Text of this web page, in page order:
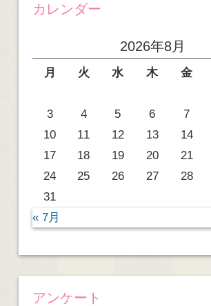
カレンダー
2026年8月
月 火 水 木 金
3
4 5 6 7
10
11 12 13 14
17
18 19 20 21
24
25 26 27 28
31
« 7月
アンケート